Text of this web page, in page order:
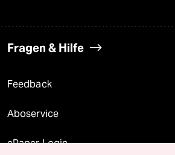
Fragen & Hilfe
Feedback
Aboservice
ePaper Login